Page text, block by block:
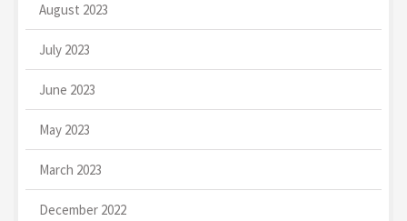
August 2023
July 2023
June 2023
May 2023
March 2023
December 2022